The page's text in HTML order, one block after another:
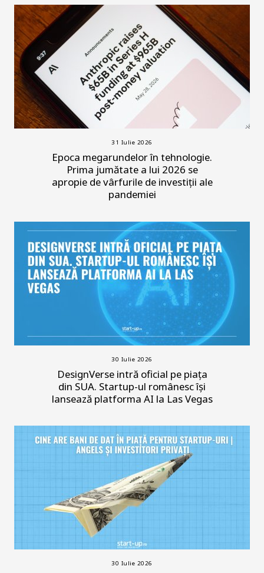
31 Iulie 2026
Epoca megarundelor în tehnologie.
Prima jumătate a lui 2026 se
apropie de vârfurile de investiții ale
pandemiei
30 Iulie 2026
DesignVerse intră oficial pe piața
din SUA. Startup-ul românesc își
lansează platforma AI la Las Vegas
30 Iulie 2026